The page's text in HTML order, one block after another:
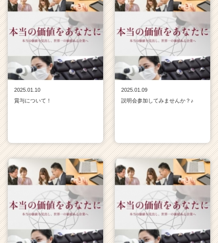
2025.01.10
賞与について！
2025.01.09
説明会参加してみませんか？♪